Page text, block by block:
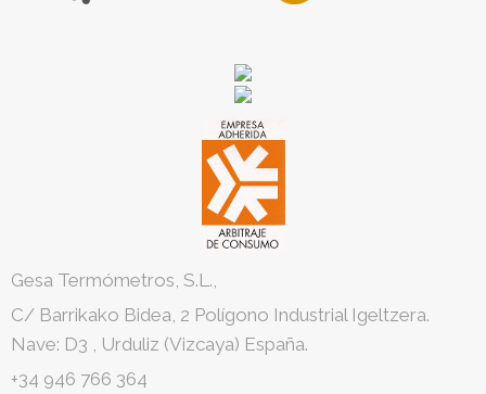
Gesa Termómetros, S.L.,
C/ Barrikako Bidea, 2 Polígono Industrial Igeltzera.
Nave: D3
Urduliz (Vizcaya) España.
+34 946 766 364